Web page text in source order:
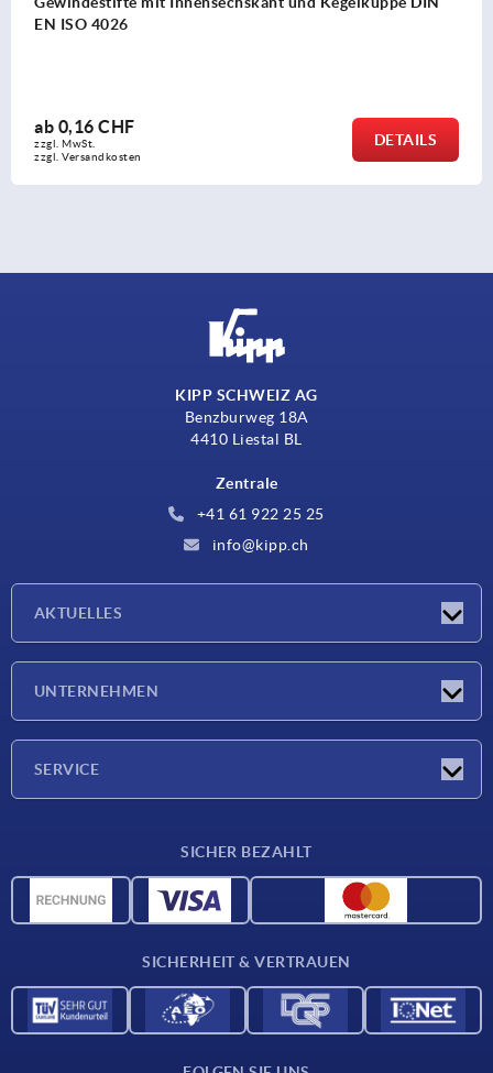
ab13,60 CHF
zzgl. Versandkosten
KIPP SCHWEIZ AG
Benzburweg 18A
4410 Liestal BL
Zentrale
+41 61 922 25 25
info@kipp.ch
AKTUELLES
UNTERNEHMEN
SERVICE
CAD-Daten
SICHER BEZAHLT
SICHERHEIT & VERTRAUEN